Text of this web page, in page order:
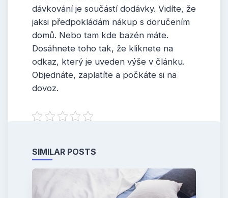
dávkování je součástí dodávky. Vidíte, že
jaksi předpokládám nákup s doručením
domů. Nebo tam kde bazén máte.
Dosáhnete toho tak, že kliknete na
odkaz, který je uveden výše v článku.
Objednáte, zaplatíte a počkáte si na
dovoz.
SIMILAR POSTS